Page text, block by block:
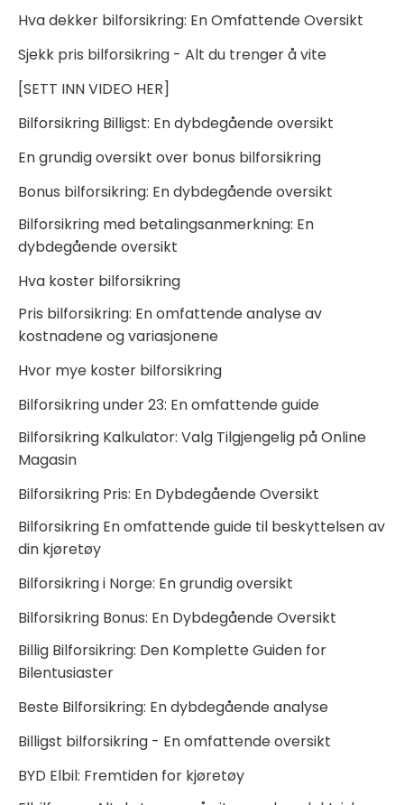
Hva dekker bilforsikring: En Omfattende Oversikt
Sjekk pris bilforsikring - Alt du trenger å vite
[SETT INN VIDEO HER]
Bilforsikring Billigst: En dybdegående oversikt
En grundig oversikt over bonus bilforsikring
Bonus bilforsikring: En dybdegående oversikt
Bilforsikring med betalingsanmerkning: En
dybdegående oversikt
Hva koster bilforsikring
Pris bilforsikring: En omfattende analyse av
kostnadene og variasjonene
Hvor mye koster bilforsikring
Bilforsikring under 23: En omfattende guide
Bilforsikring Kalkulator: Valg Tilgjengelig på Online
Magasin
Bilforsikring Pris: En Dybdegående Oversikt
Bilforsikring En omfattende guide til beskyttelsen av
din kjøretøy
Bilforsikring i Norge: En grundig oversikt
Bilforsikring Bonus: En Dybdegående Oversikt
Billig Bilforsikring: Den Komplette Guiden for
Bilentusiaster
Beste Bilforsikring: En dybdegående analyse
Billigst bilforsikring - En omfattende oversikt
BYD Elbil: Fremtiden for kjøretøy